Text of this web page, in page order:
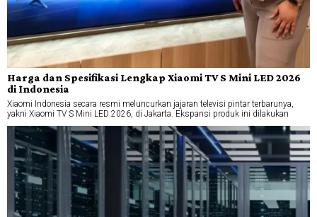
Harga dan Spesifikasi Lengkap Xiaomi TV S Mini LED 2026
di Indonesia
Xiaomi Indonesia secara resmi meluncurkan jajaran televisi pintar terbarunya,
yakni Xiaomi TV S Mini LED 2026, di Jakarta. Ekspansi produk ini dilakukan